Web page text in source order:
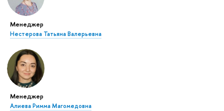
Менеджер
Нестерова Татьяна Валерьевна
Менеджер
Алиева Римма Магомедовна